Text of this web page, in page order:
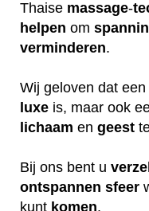
Thaise massage-
helpen om
verminderen.
Wij geloven dat
luxe is, maar ook
lichaam en geest
Bij ons bent u
ontspannen sfeer
kunt komen.